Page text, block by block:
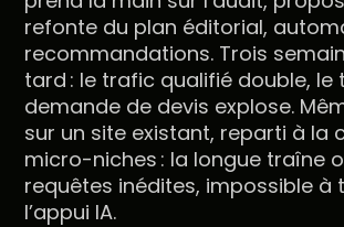
refonte du plan éditorial,
recommandations. Trois
tard : le trafic qualifié double, le
demande de devis explose.
sur un site existant, reparti à la
micro-niches : la longue traîne
requêtes inédites, impossible à
l’appui IA.